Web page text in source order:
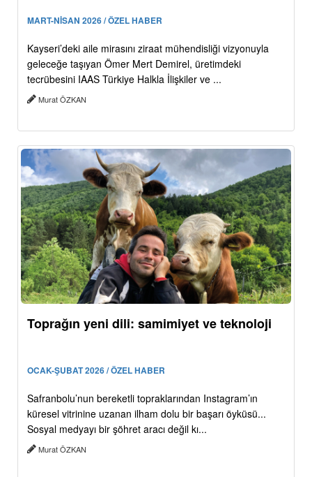
MART-NİSAN 2026 / ÖZEL HABER
Kayseri’deki aile mirasını ziraat mühendisliği vizyonuyla
geleceğe taşıyan Ömer Mert Demirel, üretimdeki
tecrübesini IAAS Türkiye Halkla İlişkiler ve ...
Murat ÖZKAN
Toprağın yeni dili: samimiyet ve teknoloji
OCAK-ŞUBAT 2026 / ÖZEL HABER
Safranbolu’nun bereketli topraklarından Instagram’ın
küresel vitrinine uzanan ilham dolu bir başarı öyküsü...
Sosyal medyayı bir şöhret aracı değil kı...
Murat ÖZKAN